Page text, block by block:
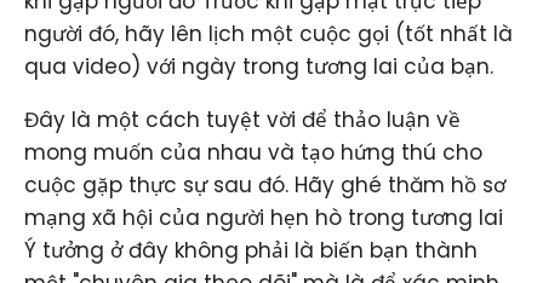
người đó, hãy lên lịch một cuộc gọi (tốt nhất là
qua video) với ngày trong tương lai của bạn.
Đây là một cách tuyệt vời để thảo luận về
mong muốn của nhau và tạo hứng thú cho
cuộc gặp thực sự sau đó. Hãy ghé thăm hồ sơ
mạng xã hội của người hẹn hò trong tương lai
Ý tưởng ở đây không phải là biến bạn thành